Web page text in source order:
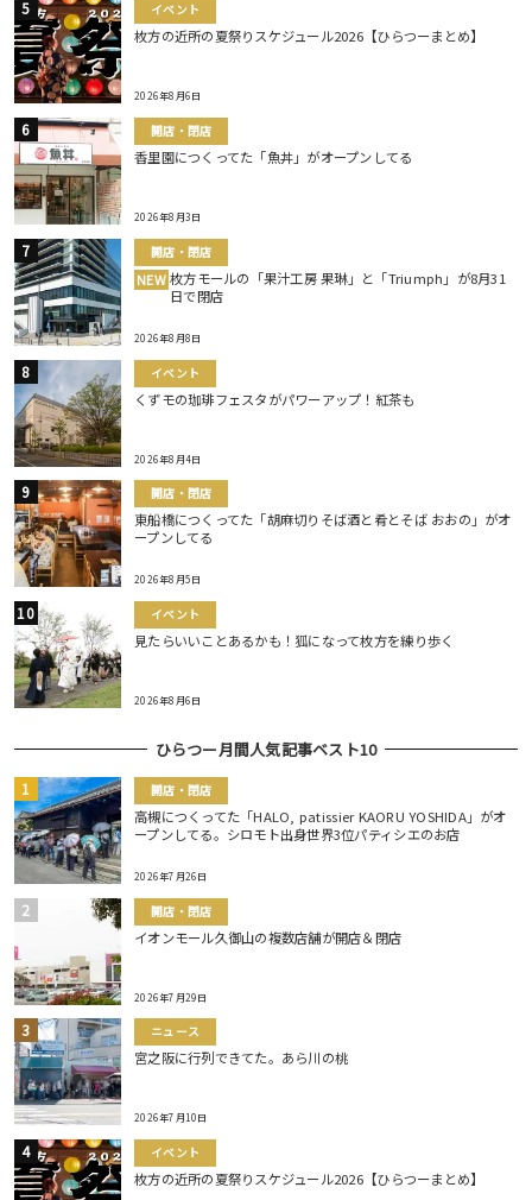
イベント
枚方の近所の夏祭りスケジュール2026【ひらつーまとめ】
2026年8月6日
開店・閉店
香里園につくってた「魚丼」がオープンしてる
2026年8月3日
開店・閉店
NEW 枚方モールの「果汁工房 果琳」と「Triumph」が8月31
日で閉店
2026年8月8日
イベント
くずモの珈琲フェスタがパワーアップ！紅茶も
2026年8月4日
開店・閉店
東船橋につくってた「胡麻切りそば酒と肴とそば おおの」がオ
ープンしてる
2026年8月5日
イベント
見たらいいことあるかも！狐になって枚方を練り歩く
2026年8月6日
ひらつー月間人気記事ベスト10
開店・閉店
高槻につくってた「HALO, patissier KAORU YOSHIDA」がオ
ープンしてる。シロモト出身世界3位パティシエのお店
2026年7月26日
開店・閉店
イオンモール久御山の複数店舗が開店＆閉店
2026年7月29日
ニュース
宮之阪に行列できてた。あら川の桃
2026年7月10日
イベント
枚方の近所の夏祭りスケジュール2026【ひらつーまとめ】